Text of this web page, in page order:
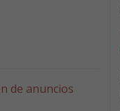
de anuncios